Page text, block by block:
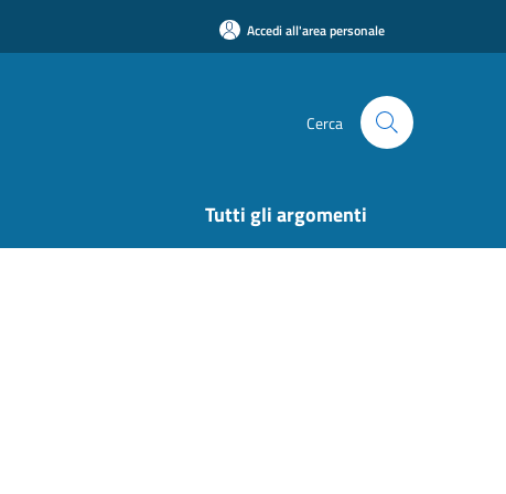
Accedi all'area personale
Cerca
Tutti gli argomenti